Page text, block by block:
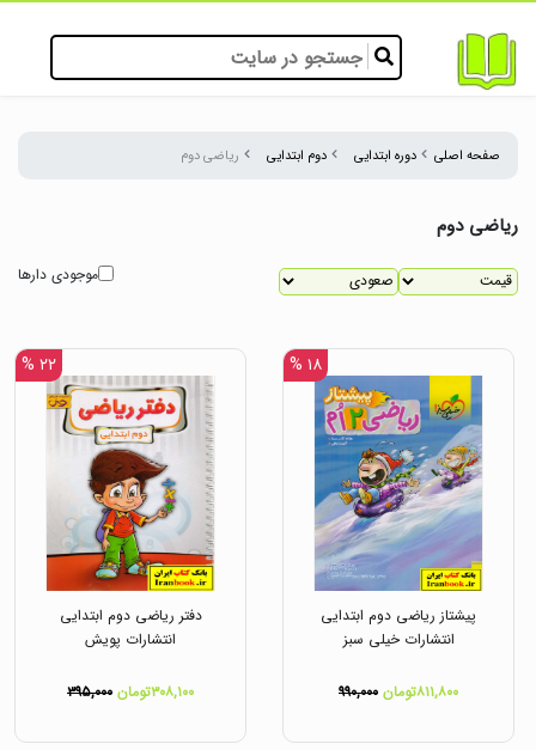
صفحه اصلی دوره ابتدایی دوم ابتدایی ریاضی دوم
ریاضی دوم
موجودی دارها
۱۸ %
پیشتاز ریاضی دوم ابتدایی
انتشارات خیلی سبز
۸۱۱,۸۰۰تومان ۹۹۰,۰۰۰
۲۲ %
دفتر ریاضی دوم ابتدایی
انتشارات پویش
۳۰۸,۱۰۰تومان ۳۹۵,۰۰۰